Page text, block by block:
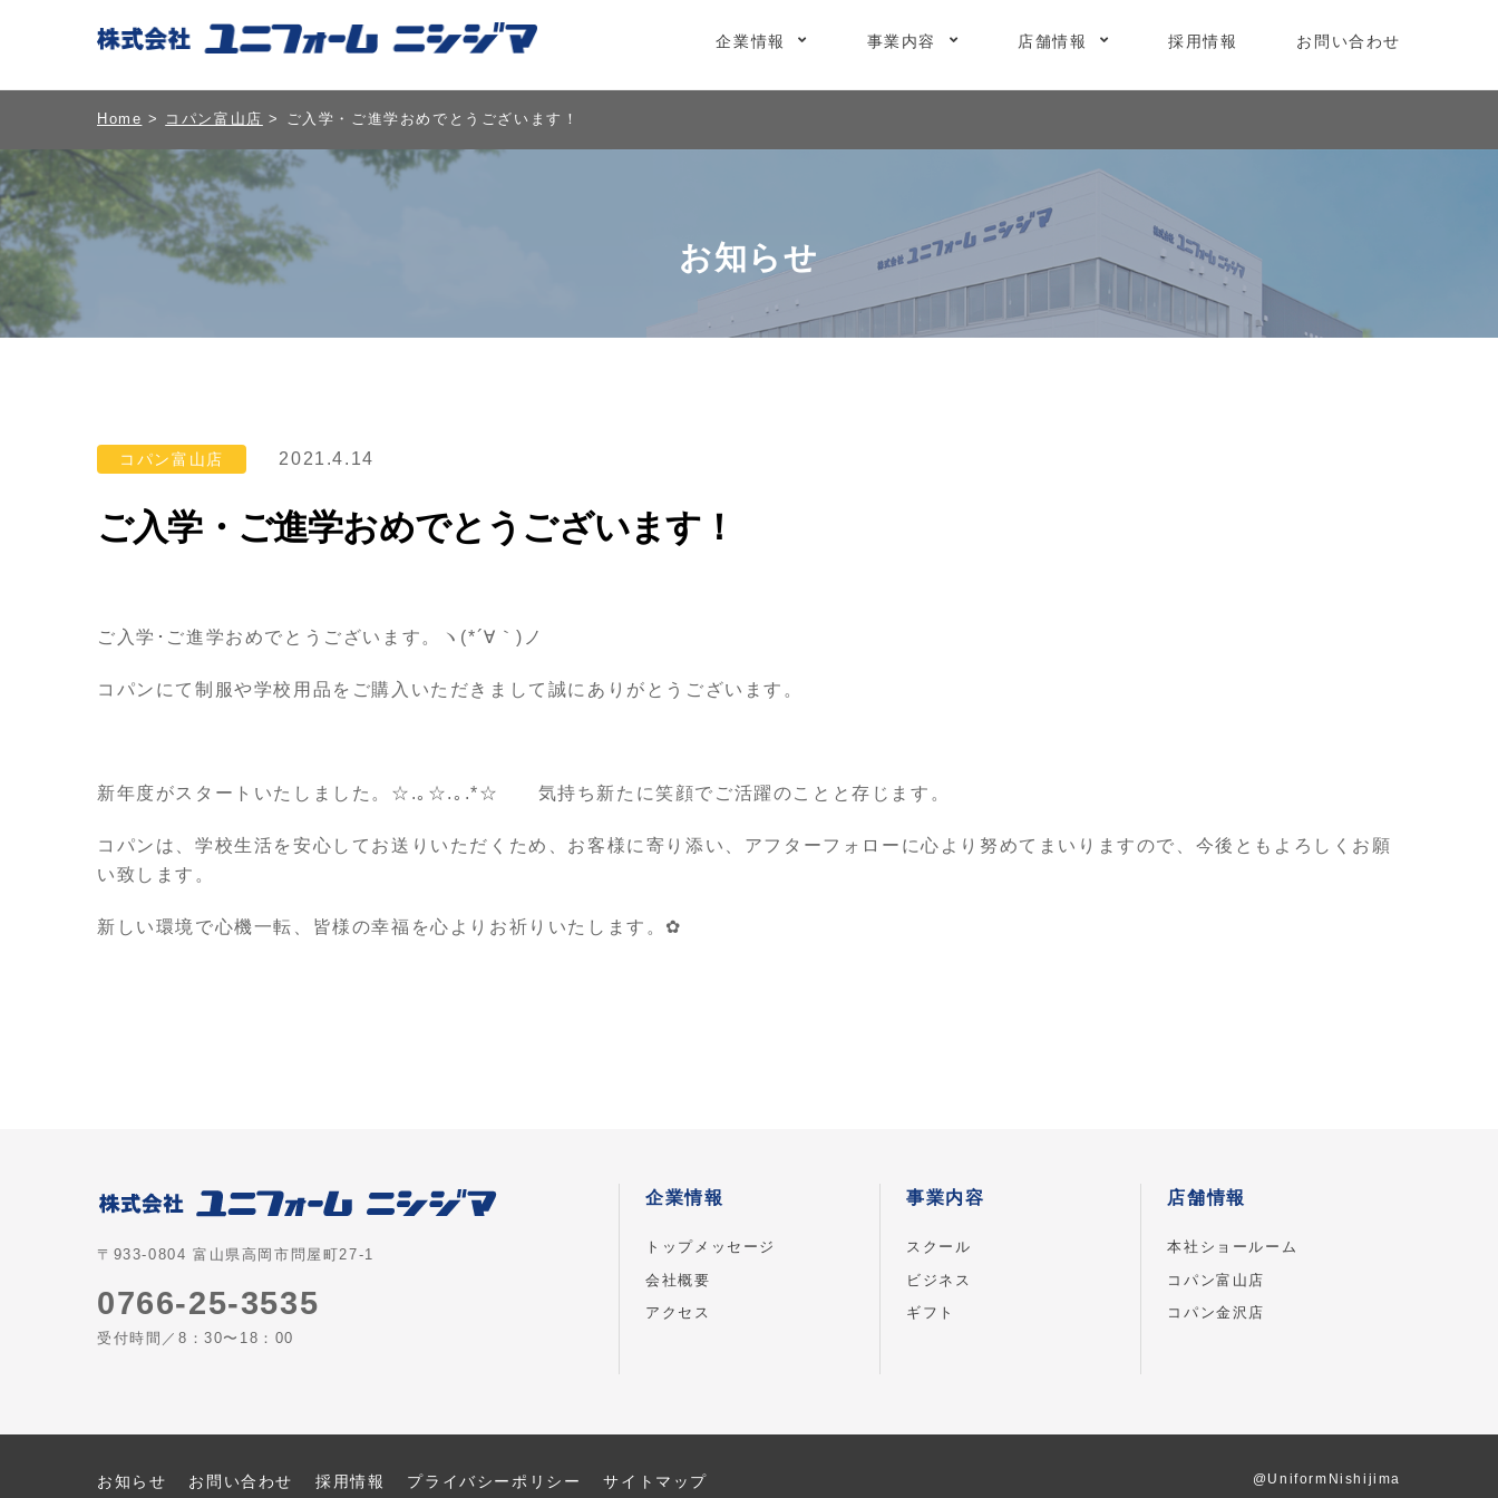
企業情報 事業内容 店舗情報 採用情報 お問い合わせ
Home > コパン富山店 > ご入学・ご進学おめでとうございます！
お知らせ
コパン富山店 2021.4.14
ご入学・ご進学おめでとうございます！
ご入学･ご進学おめでとうございます。ヽ(*´∀｀)ノ
コパンにて制服や学校用品をご購入いただきまして誠にありがとうございます。
新年度がスタートいたしました。☆.｡☆.｡.*☆ 気持ち新たに笑顔でご活躍のことと存じます。
コパンは、学校生活を安心してお送りいただくため、お客様に寄り添い、アフターフォローに心より努めてまいりますので、今後ともよろしくお願
い致します。
新しい環境で心機一転、皆様の幸福を心よりお祈りいたします。✿
〒933-0804 富山県高岡市問屋町27-1
0766-25-3535
受付時間／8：30〜18：00
企業情報
トップメッセージ
会社概要
アクセス
事業内容
スクール
ビジネス
ギフト
店舗情報
本社ショールーム
コパン富山店
コパン金沢店
お知らせ お問い合わせ 採用情報 プライバシーポリシー サイトマップ @UniformNishijima